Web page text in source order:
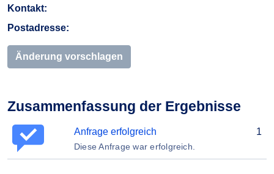
Kontakt:
Postadresse:
Änderung vorschlagen
Zusammenfassung der Ergebnisse
Anfrage erfolgreich
Diese Anfrage war erfolgreich.
1